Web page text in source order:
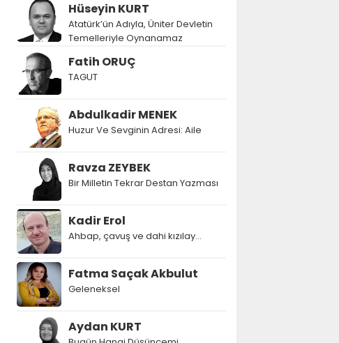
Hüseyin KURT
Atatürk’ün Adıyla, Üniter Devletin
Temelleriyle Oynanamaz
Fatih ORUÇ
TAGUT
Abdulkadir MENEK
Huzur Ve Sevginin Adresi: Aile
Ravza ZEYBEK
Bir Milletin Tekrar Destan Yazması
Kadir Erol
Ahbap, çavuş ve dahi kızılay...
Fatma Saçak Akbulut
Geleneksel
Aydan KURT